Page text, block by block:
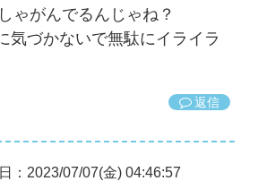
ゃがんでるんじゃね？
気づかないで無駄にイライラ
返信
：2023/07/07(金) 04:46:57